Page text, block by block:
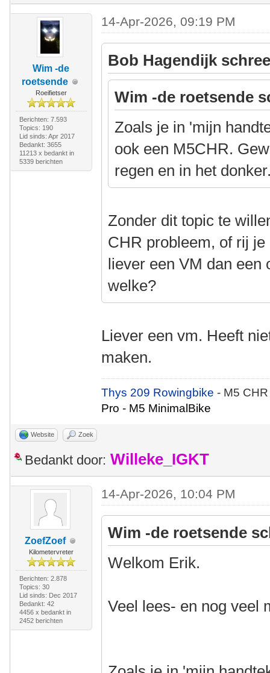
Wim -de
roetsende
Roeifietser
Berichten: 7.593
Topics: 190
Lid sinds: Apr 2017
Bedankt: 3655
11213 x bedankt in
5339 berichten
14-Apr-2026, 09:19 PM
Bob Hagendijk
Wim -de roetsende
Zoals je in 'mijn
ook een M5CHR.
regen en in het
Zonder dit topic te
CHR probleem, of rij
liever een VM dan een
welke?
Liever een vm. Heeft
maken.
Thys 209 Rowingbike- M5
Pro - M5 MinimalBike
Website Zoek
Bedankt door: Willeke_IGKT
ZoefZoef
Kilometervreter
Berichten: 2.878
Topics: 30
Lid sinds: Dec 2017
Bedankt: 42
4456 x bedankt in
2452 berichten
14-Apr-2026, 10:04 PM
Wim -de roetsende
Welkom Erik.
Veel lees- en nog veel